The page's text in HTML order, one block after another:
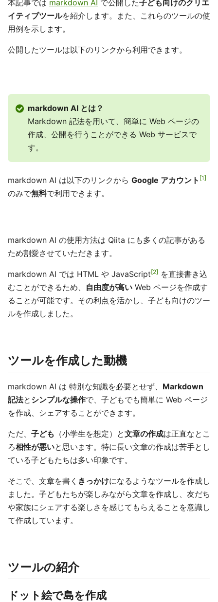
本記事では markdown AI で公開した子ども向けのクリエ
イティブツールを紹介します。また、これらのツールの使
用例を示します。
公開したツールは以下のリンクから利用できます。
markdown AI とは？
Markdown 記法を用いて、簡単に Web ページの
作成、公開を行うことができる Web サービスで
す。
markdown AI は以下のリンクから Google アカウント 1
のみで無料で利用できます。
markdown AI の使用方法は Qiita にも多くの記事がある
ため割愛させていただきます。
markdown AI では HTML や JavaScript 2
を直接書き込
むことができるため、 自由度が高い Web ページを作成す
ることが可能です。その利点を活かし、子ども向けのツー
ルを作成しました。
ツールを作成した動機
markdown AI は 特別な知識を必要とせず、 Markdown
記法と シンプルな操作で、子どもでも簡単に Web ページ
を作成、シェアすることができます。
ただ、 子ども （小学生を想定）と文章の作成は正直なとこ
ろ相性が悪いと思います。特に長い文章の作成は苦手とし
ている子どもたちは多い印象です。
そこで、文章を書く きっかけになるようなツールを作成し
ました。子どもたちが楽しみながら文章を作成し、友だち
や家族にシェアする楽しさを感じてもらえることを意識し
て作成しています。
ツールの紹介
ドット絵で島を作成